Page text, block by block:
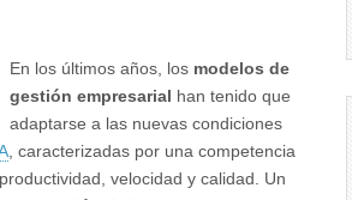
En los últimos años, los modelos de
gestión empresarial han tenido que
adaptarse a las nuevas condiciones
, caracterizadas por una competencia
velocidad y calidad. Un